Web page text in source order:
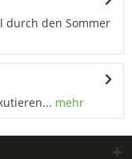
durch den Sommer
mehr